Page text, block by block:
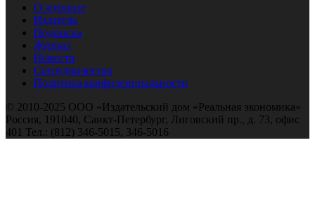
О журнале
Издатель
Подписка
Журнал
Новости
Сотрудничество
Политика конфиденциальности
© 2010-2025 ООО «Издательский дом «Реальная экономика»
Россия, 191040, Санкт-Петербург, Лиговский пр., д. 73, офис
401 Тел.: (812) 346-5015, 346-5016